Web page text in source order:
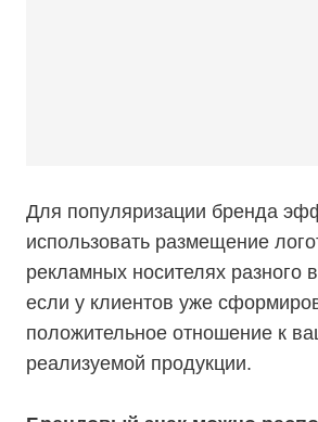
Для популяризации бренда
использовать размещение
рекламных носителях разного
если у клиентов уже
положительное отношение к
реализуемой продукции.